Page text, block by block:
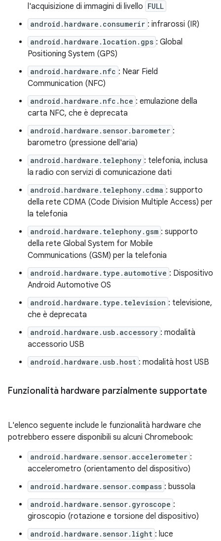
l'acquisizione di immagini di livello FULL
android.hardware.consumerir : infrarossi (IR)
android.hardware.location.gps : Global
Positioning System (GPS)
android.hardware.nfc : Near Field
Communication (NFC)
android.hardware.nfc.hce : emulazione della
carta NFC, che è deprecata
android.hardware.sensor.barometer :
barometro (pressione dell'aria)
android.hardware.telephony : telefonia, inclusa
la radio con servizi di comunicazione dati
android.hardware.telephony.cdma : supporto
della rete CDMA (Code Division Multiple Access) per
la telefonia
android.hardware.telephony.gsm : supporto
della rete Global System for Mobile
Communications (GSM) per la telefonia
android.hardware.type.automotive : Dispositivo
Android Automotive OS
android.hardware.type.television : televisione,
che è deprecata
android.hardware.usb.accessory : modalità
accessorio USB
android.hardware.usb.host : modalità host USB
Funzionalità hardware parzialmente supportate
L'elenco seguente include le funzionalità hardware che
potrebbero essere disponibili su alcuni Chromebook:
android.hardware.sensor.accelerometer :
accelerometro (orientamento del dispositivo)
android.hardware.sensor.compass : bussola
android.hardware.sensor.gyroscope :
giroscopio (rotazione e torsione del dispositivo)
android.hardware.sensor.light : luce